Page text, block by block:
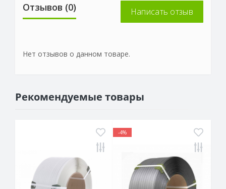
Отзывов (0) Написать отзыв
Нет отзывов о данном товаре.
Рекомендуемые товары
-4%